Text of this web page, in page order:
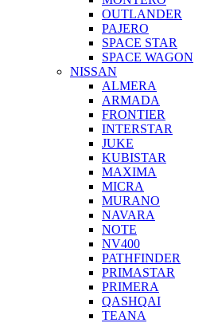
OUTLANDER
PAJERO
SPACE STAR
SPACE WAGON
NISSAN
ALMERA
ARMADA
FRONTIER
INTERSTAR
JUKE
KUBISTAR
MAXIMA
MICRA
MURANO
NAVARA
NOTE
NV400
PATHFINDER
PRIMASTAR
PRIMERA
QASHQAI
TEANA